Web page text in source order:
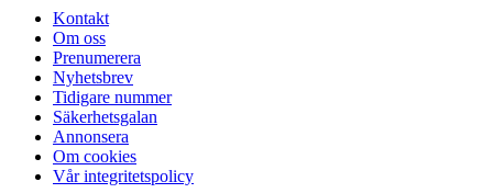
Kontakt
Om oss
Prenumerera
Nyhetsbrev
Tidigare nummer
Säkerhetsgalan
Annonsera
Om cookies
Vår integritetspolicy